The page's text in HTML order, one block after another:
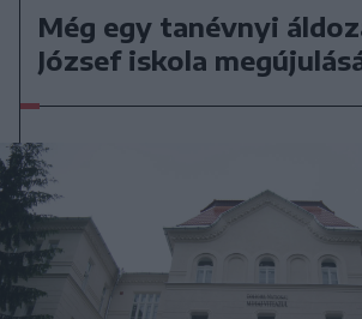
Még egy tanévnyi
József iskola